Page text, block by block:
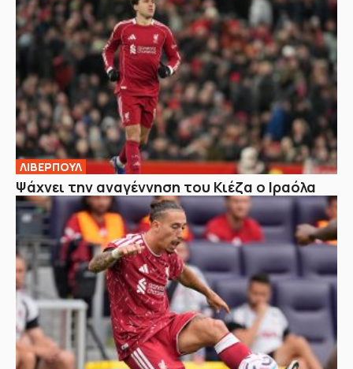
ΛΙΒΕΡΠΟΥΛ
Ψάχνει την αναγέννηση του Κιέζα ο Ιραόλα